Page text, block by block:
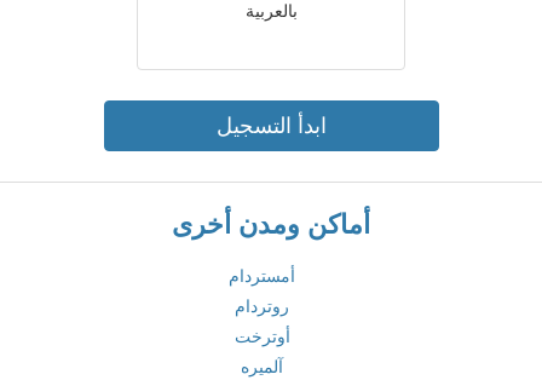
بالعربية
ابدأ التسجيل
أماكن ومدن أخرى
أمستردام
روتردام
أوترخت
آلميره